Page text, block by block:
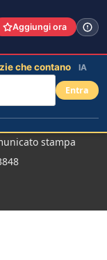
stampa
Aggiungi ora
che contano IA
Entra